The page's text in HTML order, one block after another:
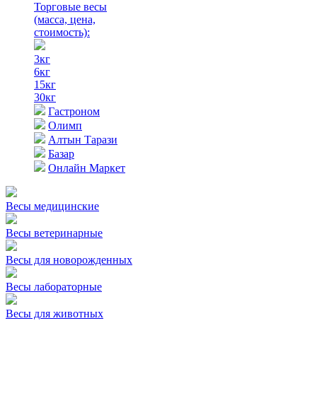
Торговые весы
(масса, цена,
стоимость):
3кг
6кг
15кг
30кг
Гастроном
Олимп
Алтын Тарази
Базар
Онлайн Маркет
Весы медицинские
Весы ветеринарные
Весы для новорожденных
Весы лабораторные
Весы для животных